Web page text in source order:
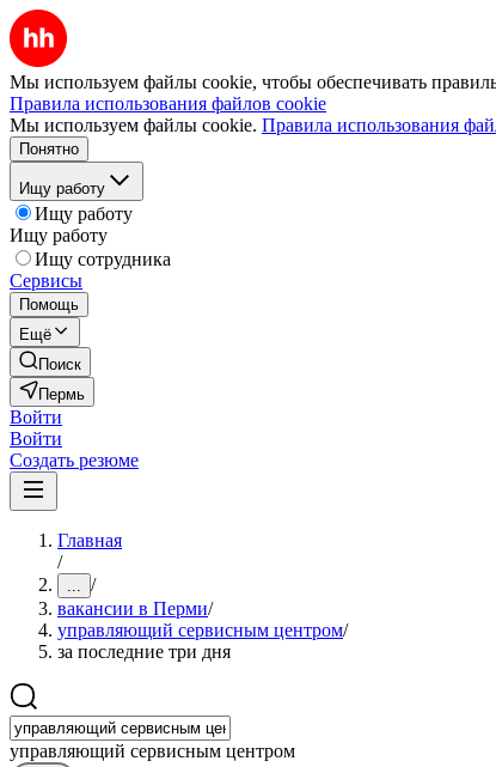
Мы используем файлы cookie, чтобы обеспечивать
Правила использования файлов cookie
Мы используем файлы cookie. Правила использования
Понятно
Ищу работу
Ищу работу
Ищу работу
Ищу сотрудника
Сервисы
Помощь
Ещё
Поиск
Пермь
Войти
Войти
Создать резюме
Главная
/
... /
вакансии в Перми/
управляющий сервисным центром/
за последние три дня
управляющий сервисным центром